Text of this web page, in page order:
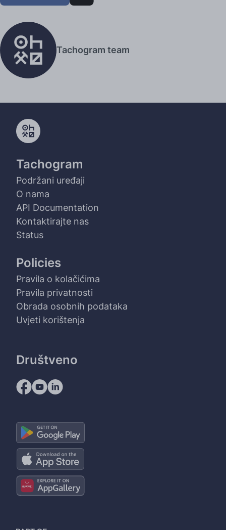
Tachogram team
Tachogram
Podržani uređaji
O nama
API Documentation
Kontaktirajte nas
Status
Policies
Pravila o kolačićima
Pravila privatnosti
Obrada osobnih podataka
Uvjeti korištenja
Društveno